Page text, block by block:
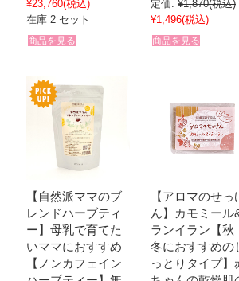
¥23,760(税込)
在庫 2 セット
商品を見る
定価: ¥1,870(税込)
¥1,496(税込)
商品を見る
【自然派ママのブ
レンドハーブティ
ー】母乳で育てた
いママにおすすめ
【ノンカフェイン
【アロマのせっ
ん】カモミール
ランイラン【秋
冬におすすめの
っとりタイプ】